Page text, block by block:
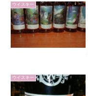
ウイスキー
ウイスキー